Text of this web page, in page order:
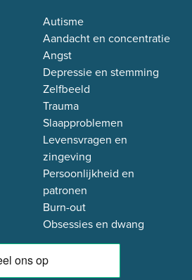
Autisme
Aandacht en concentratie
Angst
Depressie en stemming
Zelfbeeld
Trauma
Slaapproblemen
Levensvragen en
zingeving
Persoonlijkheid en
patronen
Burn-out
Obsessies en dwang